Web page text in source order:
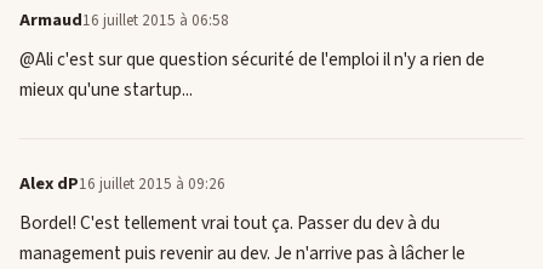
Armaud16 juillet 2015 à 06:58
@Ali c'est sur que question sécurité de l'emploi il n'y a rien de
mieux qu'une startup...
Alex dP16 juillet 2015 à 09:26
Bordel! C'est tellement vrai tout ça. Passer du dev à du
management puis revenir au dev. Je n'arrive pas à lâcher le